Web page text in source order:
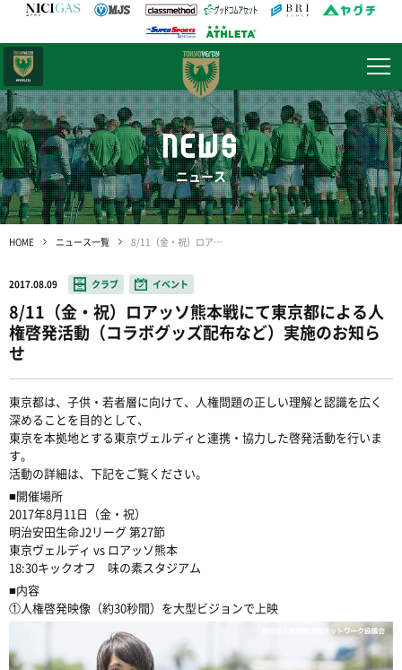
NEWS
ニュース
HOME ニュース一覧 8/11（金・祝）ロアッソ熊本戦にて東京都による人権啓発活動（コラボグッズ配布など）実施のお知らせ
2017.08.09 クラブ イベント
8/11（金・祝）ロアッソ熊本戦にて東京都による人
権啓発活動（コラボグッズ配布など）実施のお知ら
せ
東京都は、子供・若者層に向けて、人権問題の正しい理解と認識を広く
深めることを目的として、
東京を本拠地とする東京ヴェルディと連携・協力した啓発活動を行いま
す。
活動の詳細は、下記をご覧ください。
■開催場所
2017年8月11日（金・祝）
明治安田生命J2リーグ 第27節
東京ヴェルディ vs ロアッソ熊本
18:30キックオフ 味の素スタジアム
■内容
①人権啓発映像（約30秒間）を大型ビジョンで上映